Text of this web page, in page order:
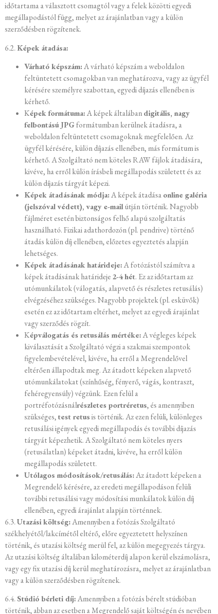
időtartama a választott csomagtól vagy a felek közötti egyedi
megállapodástól függ, melyet az árajánlatban vagy a külön
szerződésben rögzítenek.
6.2.Képek átadása:
Várható képszám:A várható képszám a weboldalon
feltüntetett csomagokban van meghatározva, vagy az ügyfél
kérésére személyre szabottan, egyedi díjazás ellenében is
kérhető.
Képek formátuma:A képek általábandigitális, nagy
felbontású JPGformátumban kerülnek átadásra, a
weboldalon feltüntetett csomagoknak megfelelően. Az
ügyfél kérésére, külön díjazás ellenében, más formátum is
kérhető. A Szolgáltató nem köteles RAW fájlok átadására,
kivéve, ha erről külön írásbeli megállapodás született és az
külön díjazás tárgyát képezi.
Képek átadásának módja:A képek átadásaonline galéria
(jelszóval védett), vagy e-mailútján történik. Nagyobb
fájlméret esetén biztonságos felhő alapú szolgáltatás
használható. Fizikai adathordozón (pl. pendrive) történő
átadás külön díj ellenében, előzetes egyeztetés alapján
lehetséges.
Képek átadásának határideje:A fotózástól számítva a
képek átadásának határideje 2-4 hét. Ez az időtartam az
utómunkálatok (válogatás, alapvető és részletes retusálás)
elvégzéséhez szükséges. Nagyobb projektek (pl. esküvők)
esetén ez az időtartam eltérhet, melyet az egyedi árajánlat
vagy szerződés rögzít.
Képválogatás és retusálás mértéke:A végleges képek
kiválasztását a Szolgáltató végzi a szakmai szempontok
figyelembevételével, kivéve, ha erről a Megrendelővel
eltérően állapodtak meg. Az átadott képeken alapvető
utómunkálatokat (színhűség, fényerő, vágás, kontraszt,
fehéregyensúly) végzünk. Ezen felül a
portréfotózásnálrészletes portréretus, és amennyiben
szükséges,test retusis történik. Az ezen felüli, különleges
retusálási igények egyedi megállapodás és további díjazás
tárgyát képezhetik. A Szolgáltató nem köteles nyers
(retusálatlan) képeket átadni, kivéve, ha erről külön
megállapodás született.
Utólagos módosítások/retusálás:Az átadott képeken a
Megrendelő kérésére, az eredeti megállapodáson felüli
további retusálási vagy módosítási munkálatok külön díj
ellenében, egyedi árajánlat alapján történnek.
6.3.Utazási költség:Amennyiben a fotózás Szolgáltató
székhelyétől/lakcímétől eltérő, előre egyeztetett helyszínen
történik, és utazási költség merül fel, az külön megegyezés tárgya.
Az utazási költség általában kilométerdíj alapon kerül elszámolásra,
vagy egy fix utazási díj kerül meghatározásra, melyet az árajánlatban
vagy a külön szerződésben rögzítenek.
6.4.Stúdió bérleti díj:Amennyiben a fotózás bérelt stúdióban
történik, abban az esetben a Megrendelő saját költségén és nevében